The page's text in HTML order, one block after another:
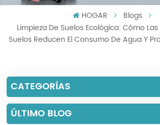
Русский
Português
العربية
HOGAR
Blogs
Limpieza De Suelos Ecológica: Cómo
Suelos Reducen El Consumo De Agua Y
CATEGORÍAS
ÚLTIMO BLOG